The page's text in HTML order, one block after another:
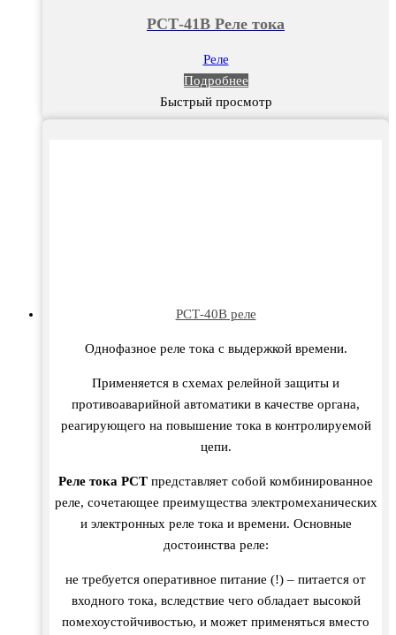
РСТ-41В Реле тока
Реле
Подробнее
Быстрый просмотр
РСТ-40В реле
Однофазное реле тока с выдержкой времени.
Применяется в схемах релейной защиты и
противоаварийной автоматики в качестве органа,
реагирующего на повышение тока в контролируемой
цепи.
Реле тока РСТ представляет собой комбинированное
реле, сочетающее преимущества электромеханических
и электронных реле тока и времени. Основные
достоинства реле:
не требуется оперативное питание (!) – питается от
входного тока, вследствие чего обладает высокой
помехоустойчивостью, и может применяться вместо